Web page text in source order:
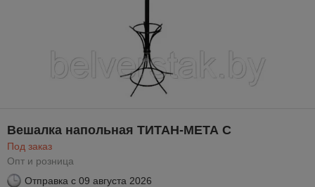
Вешалка напольная ТИТАН-МЕТА С
Под заказ
Опт и розница
Отправка с 09 августа 2026